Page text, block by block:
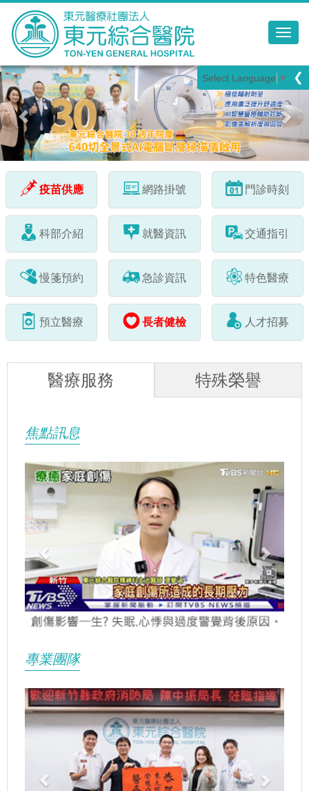
Select Language ▼ ❮
Previous
疫苗供應 網路掛號 門診時刻
科部介紹 就醫資訊 交通指引
慢箋預約 急診資訊 特色醫療
預立醫療 長者健檢 人才招募
醫療服務 特殊榮譽
焦點訊息
Previous Next
專業團隊
Previous Next